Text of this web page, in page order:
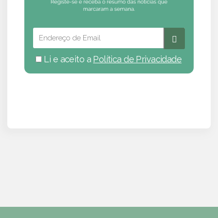
Li e aceito a Política de Privacidade